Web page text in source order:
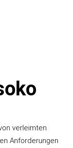
verleimten
Anforderungen